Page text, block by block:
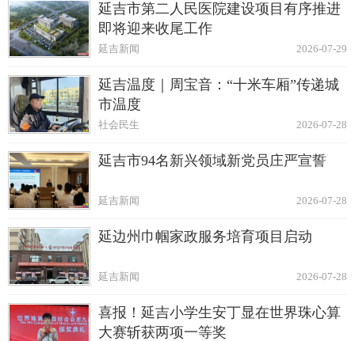
延吉市第二人民医院建设项目有序推进
即将迎来收尾工作
2026-07-29
延吉新闻
延吉温度｜周宝音：“十米车厢”传递城
市温度
2026-07-28
社会民生
延吉市94名新兴领域新党员庄严宣誓
2026-07-28
延吉新闻
延边州巾帼家政服务培育项目启动
2026-07-28
延吉新闻
喜报！延吉小学生安丁显在世界珠心算
大赛斩获两项一等奖